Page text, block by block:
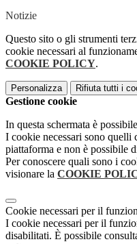
Notizie
Questo sito o gli strumenti
cookie necessari al
COOKIE POLICY.
Personalizza Rifiuta tutti i
Gestione cookie
In questa schermata è
I cookie necessari sono quelli
piattaforma e non è possibile
Per conoscere quali sono i
visionare la COOKIE
Cookie necessari per il
I cookie necessari per il
disabilitati. È possibile